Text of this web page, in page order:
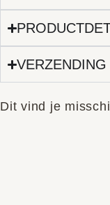
VERZENDING
Dit vind je